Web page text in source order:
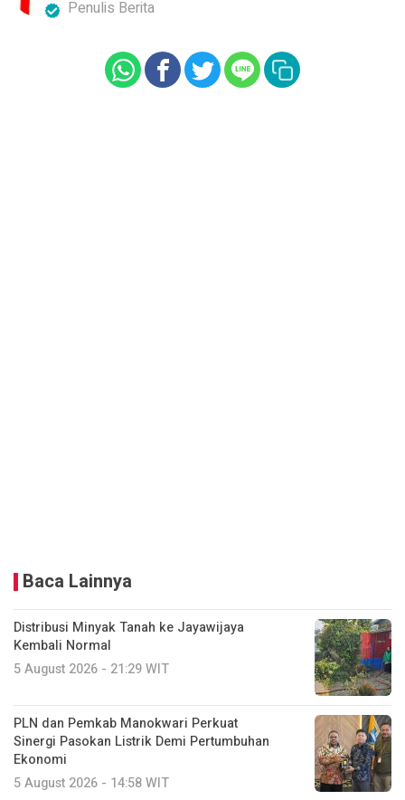
Penulis Berita
Baca Lainnya
Distribusi Minyak Tanah ke Jayawijaya
Kembali Normal
5 August 2026 - 21:29 WIT
PLN dan Pemkab Manokwari Perkuat
Sinergi Pasokan Listrik Demi Pertumbuhan
Ekonomi
5 August 2026 - 14:58 WIT